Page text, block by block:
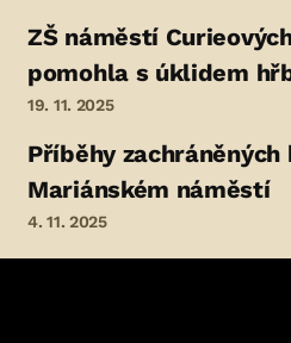
ZŠ náměstí
pomohla s úklidem
19. 11. 2025
Příběhy zachráněných
Mariánském náměstí
4. 11. 2025